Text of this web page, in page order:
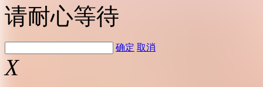
请耐心等待
确定 取消
X